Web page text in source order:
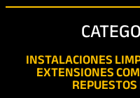
INSTALACIONES
EXTENSIONES